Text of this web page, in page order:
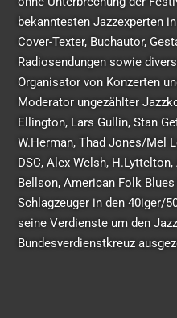
bekanntesten Jazzexperten
Cover-Texter, Buchautor,
Radiosendungen sowie
Organisator von Konzerten
Moderator ungezählter
Ellington, Lars Gullin, Stan
W.Herman, Thad Jones/Mel
DSC, Alex Welsh,
Bellson, American Folk
Schlagzeuger in den 40iger/
seine Verdienste um den
Bundesverdienstkreuz